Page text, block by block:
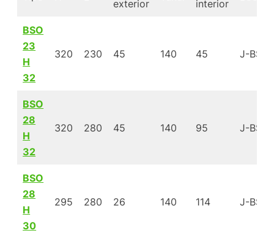
exterior
interior
BSO
23
H
32
320 230 45 140 45 J-BSO
BSO
28
H
32
320 280 45 140 95 J-BSO
BSO
28
H
30
295 280 26 140 114 J-BSO